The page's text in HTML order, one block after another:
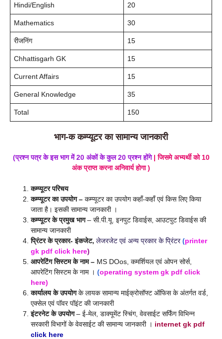
Hindi/English 20
Mathematics 30
रीजनिंग 15
Chhattisgarh GK 15
Current Affairs 15
General Knowledge 35
Total 150
भाग-क कम्प्यूटर का सामान्य जानकारी
(प्रश्न पत्र के इस भाग में 20 अंकों के कुल 20 प्रश्न होंगे | जिसमे अभ्यर्थी को 10
अंक प्राप्त करना अनिवार्य होगा )
कम्प्यूटर परिचय
कम्प्यूटर का उपयोग – कम्प्यूटर का उपयोग कहाँ-कहाँ एवं किस लिए किया
जाता है। इसकी सामान्य जानकारी ।
कम्प्यूटर के प्रमुख भाग– सी.पी.यू. इनपुट डिवाईस, आउटपुट डिवाईस की
सामान्य जानकारी
प्रिंटर के प्रकार- इंकजेट, लेजरजेट एवं अन्य प्रकार के प्रिंटर (printer
gk pdf click here)
आपरेटिंग सिस्टम के नाम – MS DOos, कमर्शियल एवं ओपन सोर्स,
आपरेटिंग सिस्टम के नाम । (operating system gk pdf click
here)
कार्यालय के उपयोगके लायक सामान्य माईक्रोसॉफ्ट ऑफिस के अंतर्गत वर्ड,
एक्सेल एवं पॉवर पॉइंट की जानकारी
इंटरनेट के उपयोग– ई-मेल, डाक्यूमेंट स्चिंग, वेवसाईट सर्फिंग विभिन्न
सरकारी विभागों के वेवसाईट की सामान्य जानकारी । internet gk pdf
click here